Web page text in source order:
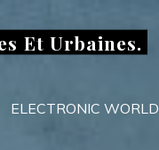
Et Urbaines.
ELECTRONIC WORLD